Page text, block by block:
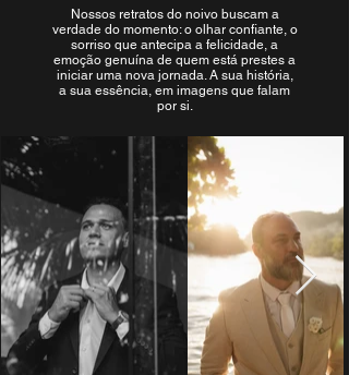
Nossos retratos do noivo buscam a
verdade do momento: o olhar confiante, o
sorriso que antecipa a felicidade, a
emoção genuína de quem está prestes a
iniciar uma nova jornada. A sua história,
a sua essência, em imagens que falam
por si.